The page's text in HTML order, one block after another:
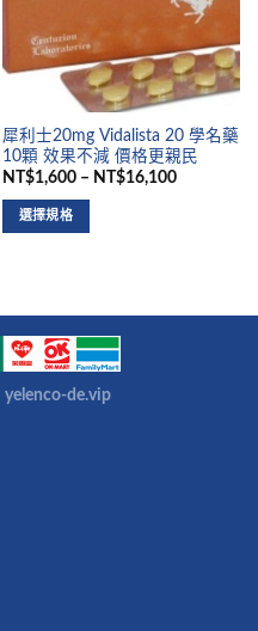
犀利士20mg Vidalista 20 學名藥
10顆 效果不減 價格更親民
NT$1,600 – NT$16,100
選擇規格
yelenco-de.vip